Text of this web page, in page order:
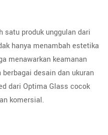
satu produk unggulan dari
hanya menambah estetika
menawarkan keamanan
desain dan ukuran
dari Optima Glass cocok
komersial.